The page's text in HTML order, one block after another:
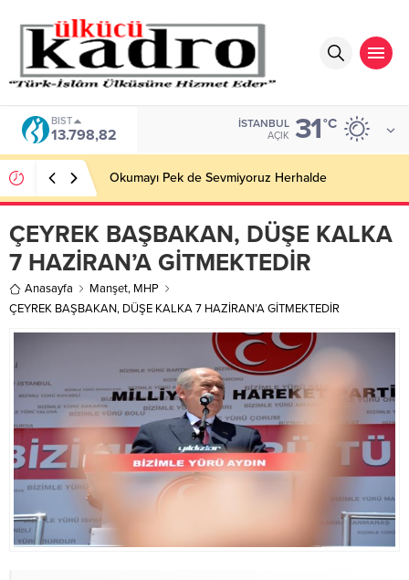
BIST
13.798,82
İSTANBUL
AÇIK 31°C
Okumayı Pek de Sevmiyoruz Herhalde
ÇEYREK BAŞBAKAN, DÜŞE KALKA
7 HAZİRAN’A GİTMEKTEDİR
Anasayfa Manşet, MHP
ÇEYREK BAŞBAKAN, DÜŞE KALKA 7 HAZİRAN’A GİTMEKTEDİR